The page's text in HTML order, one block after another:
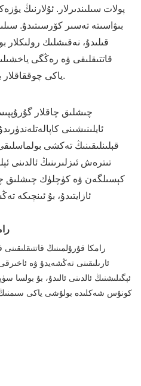
پولات سىلىندىرلار. ئۇلارنىڭ
بىۋاسىتە تەسىر كۆرسىتىدۇ.
قىلىدۇ، نەقىشلىك رولىكلار
قاتتىقلىقى ۋە رەڭگى
ياكى چوققاقلار بىۋاسىتە مېتال يۈزىگە يۆتكىلىدۇ.
چىشلىق چاقلار
ئايلىنىشىنى
قېلىنلىقىنىڭ تەكشى
تىترەش ئىزلىرىنىڭ ئالدىنى
كېسىلگەن ۋە كۈچلۈك چىشلىق
ئازايتىدۇ، بۇ ئىنچىكە
رامكا قۇرۇلمىنىڭ
ئارىلىقىنى تەڭشەيدۇ ۋە
ئېگىلىشنىڭ ئالدىنى ئالىدۇ، بۇ بولسا
كونۇس شەكلىدە بولۇشى ياكى سىمنىڭ